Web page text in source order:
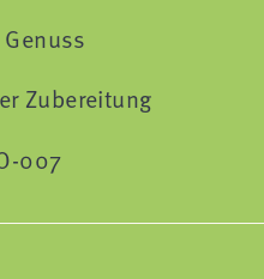
Zubereitung
007